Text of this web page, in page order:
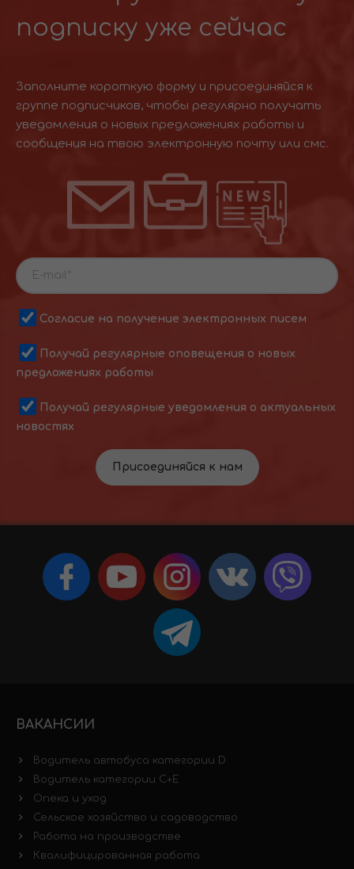
подписку уже сейчас
Заполните короткую форму и присоединяйся к
группе подписчиков, чтобы регулярно получать
уведомления о новых предложениях работы и
сообщения на твою электронную почту или смс.
Согласие на получение электронных писем
Получай регулярные оповещения о новых
предложениях работы
Получай регулярные уведомления о актуальных
новостях
Присоединяйся к нам
ВАКАНСИИ
Водитель автобуса категории D
Водитель категории C+E
Опека и уход
Сельское хозяйство и садоводство
Работа на производстве
Квалифицированная работа